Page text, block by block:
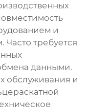
и
требуется
данными.
обслуживания и